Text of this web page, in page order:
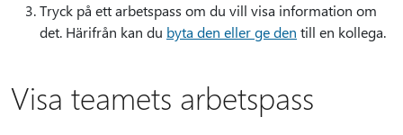
Tryck på ett arbetspass om du vill visa information om
det. Härifrån kan du byta den eller ge den till en kollega.
Visa teamets arbetspass